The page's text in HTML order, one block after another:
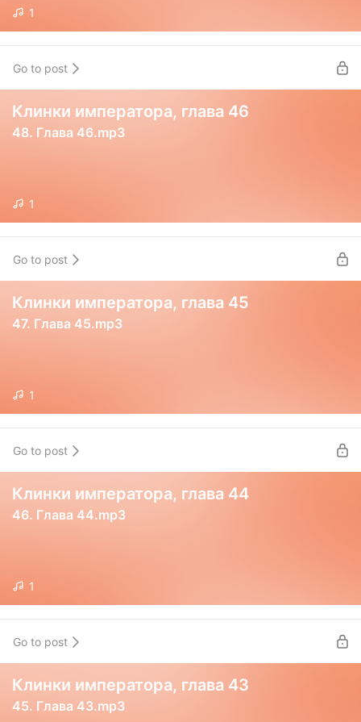
1
Go to post
Клинки императора, глава 46
48. Глава 46.mp3
1
Go to post
Клинки императора, глава 45
47. Глава 45.mp3
1
Go to post
Клинки императора, глава 44
46. Глава 44.mp3
1
Go to post
Клинки императора, глава 43
45. Глава 43.mp3